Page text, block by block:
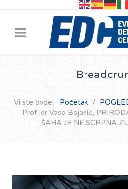
Vi ste ovde: Početak
Prof. dr Vaso Bojanić,
ŠAHA JE NEISCRPNA